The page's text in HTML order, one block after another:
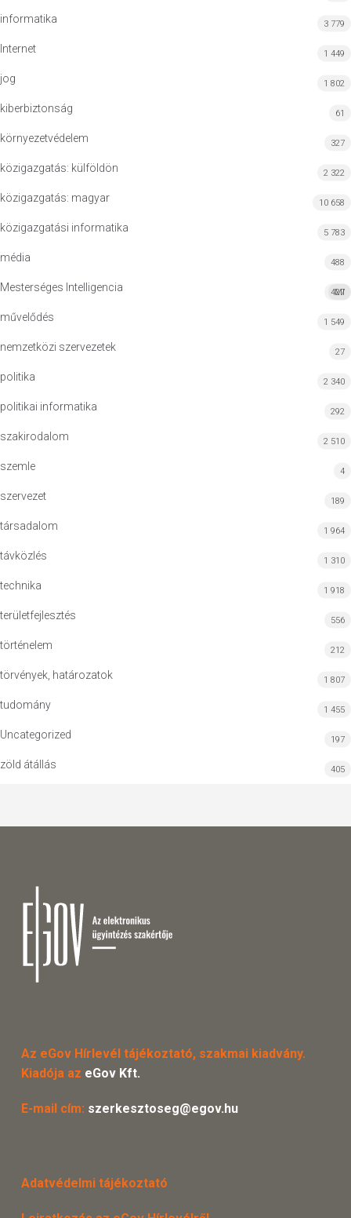
informatika 3 779
Internet 1 449
jog 1 802
kiberbiztonság 61
környezetvédelem 327
közigazgatás: külföldön 2 322
közigazgatás: magyar 10 658
közigazgatási informatika 5 783
média 488
Mesterséges Intelligencia MI
427
művelődés 1 549
nemzetközi szervezetek 27
politika 2 340
politikai informatika 292
szakirodalom 2 510
szemle 4
szervezet 189
társadalom 1 964
távközlés 1 310
technika 1 918
területfejlesztés 556
történelem 212
törvények, határozatok 1 807
tudomány 1 455
Uncategorized 197
zöld átállás 405
Az eGov Hírlevél tájékoztató, szakmai kiadvány.
Kiadója az eGov Kft.
E-mail cím: szerkesztoseg@egov.hu
Adatvédelmi tájékoztató